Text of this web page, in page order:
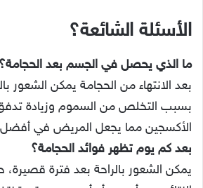
الأسئلة الشائعة؟
ما الذي يحصل في الجسم بعد الحجامة؟
بعد الانتهاء من الحجامة يمكن الشعور
بسبب التخلص من السموم وزيادة
الأكسجين مما يجعل المريض في
بعد كم يوم تظهر فوائد الحجامة؟
يمكن الشعور بالراحة بعد فترة